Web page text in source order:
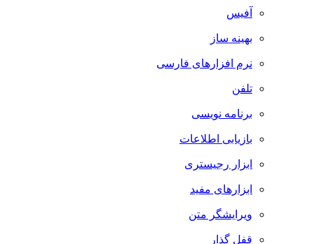
آفیس
بهینه ساز
نرم افزارهای فارسی
تلفن
برنامه نویسی
بازیابی اطلاعات
ابزار رجیستری
ابزارهای مفید
ویرایشگر متن
قفل گذار